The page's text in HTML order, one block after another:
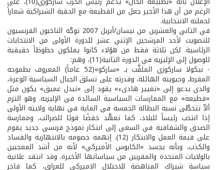
الرغم من أن هذا الأخير جعل من القطيعة مع الحقبة الشيراكية شعاراً
لحملته الانتخابية.
في الثاني والعشرين من نيسان/أبريل 2007 توجَّه الناخبون الفرنسيون
للتصويت لأحد المرشحين الإثني عشر للدورة الأولى من الانتخابات
الرئاسية. لكن ثلاثة فقط من هؤلاء كانوا يملكون حظوظاً حقيقية
للوصول إلى الإليزيه في الدورة الثانية(11)، وهم:
- نيكولا ساركوزي الملقَّب بـ «ساركو»(52 عاماً) المعروف بطموحه
المفرط، وحيويته الهائلة، وقدرته على تسلق الجبال السياسية الوعرة،
والذي يدعو إلى «تغيير هادىء» يقود إلى «تبدل عميق» يكون مثل
«قطيعة» مع الممارسات السياسية السائدة في الإليزيه. وهو التزم
ألاّ تتخطَّى نسبة البطالة الخمسة في الماية في نهاية ولايته الأولى
إذا انتخب رئيساً للبلاد، كما تعهَّد خفضًا قويًا للضرائب، وممارسة
الصدق والشفافية في السعي إلى ابتكار نموذج فرنسي جديد يقوم
على قيمة العمل والابتكار (12). إتهمه خصومه بالانتهازية والفساد
والكذب، وبأنه يجسد «الكابوس الأميركي» لأنه من أشد المعجبين
بالولايات المتحدة والمقربين من سياساتها الأخيرة. وقد انتقد علانية
سياسة شيراك المناهضة للاحتلال الاميركي للعراق، كما فاخر